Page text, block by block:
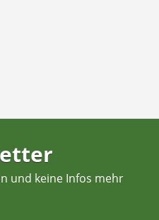
und keine Infos mehr